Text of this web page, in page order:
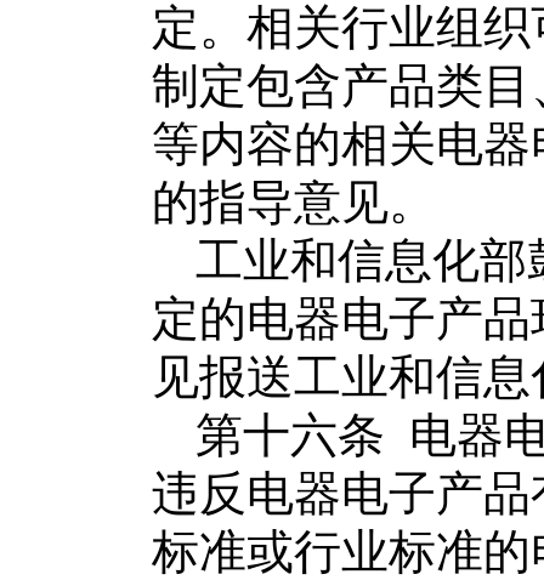
定。相关行业组
制定包含产品类
等内容的相关电
的指导意见。
工业和信息化
定的电器电子产品
见报送工业和信
第十六条 电器
违反 电器电子产品
标准或行业标准的